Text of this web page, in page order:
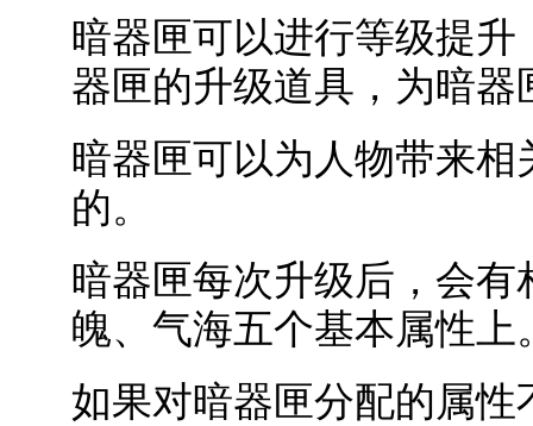
暗器匣可以进行等级提
器匣的升级道具，为暗器
暗器匣可以为人物带来
的。
暗器匣每次升级后，会
魄、气海五个基本属性上
如果对暗器匣分配的属